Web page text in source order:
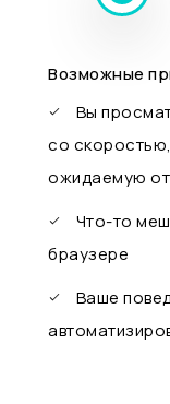
Возможные
Вы
со
ожидаемую от
Что-то
браузере
Ваше